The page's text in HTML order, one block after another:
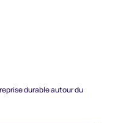
durable autour du